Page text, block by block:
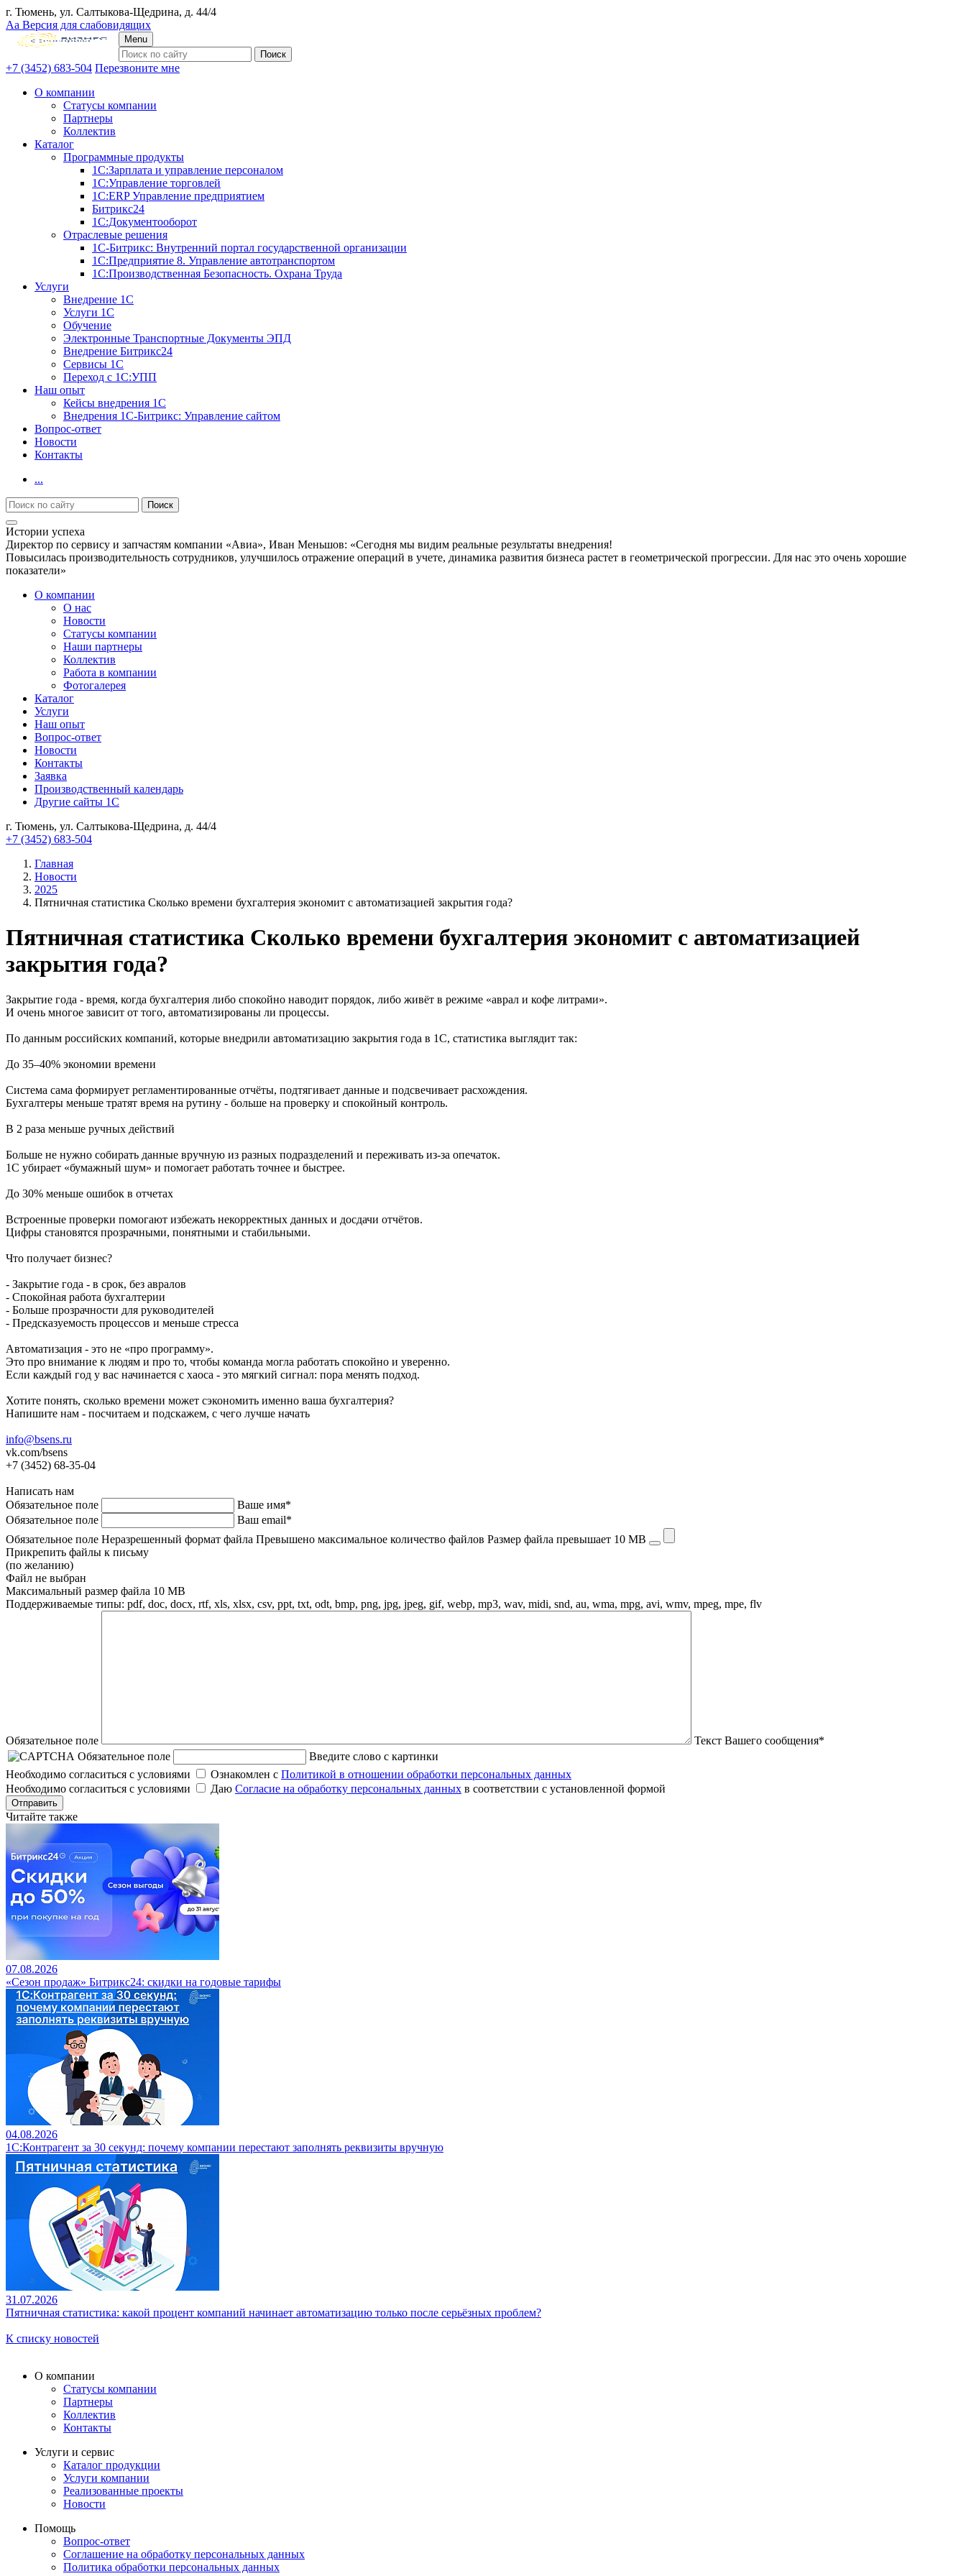
г. Тюмень, ул. Салтыкова-Щедрина, д. 44/4
Аа Версия для слабовидящих
Menu
+7 (3452) 683-504 Перезвоните мне
О компании
Статусы компании
Партнеры
Коллектив
Каталог
Программные продукты
1С:Зарплата и управление персоналом
1С:Управление торговлей
1С:ERP Управление предприятием
Битрикс24
1С:Документооборот
Отраслевые решения
1С-Битрикс: Внутренний портал государственной организации
1С:Предприятие 8. Управление автотранспортом
1С:Производственная Безопасность. Охрана Труда
Услуги
Внедрение 1С
Услуги 1С
Обучение
Электронные Транспортные Документы ЭПД
Внедрение Битрикс24
Сервисы 1С
Переход с 1С:УПП
Наш опыт
Кейсы внедрения 1С
Внедрения 1С-Битрикс: Управление сайтом
Вопрос-ответ
Новости
Контакты
...
Истории успеха
Директор по сервису и запчастям компании «Авиа», Иван Меньшов: «Сегодня мы видим реальные результаты внедрения!
Повысилась производительность сотрудников, улучшилось отражение операций в учете, динамика развития бизнеса растет в геометрической прогрессии. Для нас это очень хорошие
показатели»
О компании
О нас
Новости
Cтатусы компании
Наши партнеры
Коллектив
Работа в компании
Фотогалерея
Каталог
Услуги
Наш опыт
Вопрос-ответ
Новости
Контакты
Заявка
Производственный календарь
Другие сайты 1С
г. Тюмень, ул. Салтыкова-Щедрина, д. 44/4
+7 (3452) 683-504
Главная
Новости
2025
Пятничная статистика Сколько времени бухгалтерия экономит с автоматизацией закрытия года?
Пятничная статистика Сколько времени бухгалтерия экономит с автоматизацией
закрытия года?
Закрытие года - время, когда бухгалтерия либо спокойно наводит порядок, либо живёт в режиме «аврал и кофе литрами».
И очень многое зависит от того, автоматизированы ли процессы.
По данным российских компаний, которые внедрили автоматизацию закрытия года в 1С, статистика выглядит так:
До 35–40% экономии времени
Система сама формирует регламентированные отчёты, подтягивает данные и подсвечивает расхождения.
Бухгалтеры меньше тратят время на рутину - больше на проверку и спокойный контроль.
В 2 раза меньше ручных действий
Больше не нужно собирать данные вручную из разных подразделений и переживать из-за опечаток.
1С убирает «бумажный шум» и помогает работать точнее и быстрее.
До 30% меньше ошибок в отчетах
Встроенные проверки помогают избежать некорректных данных и досдачи отчётов.
Цифры становятся прозрачными, понятными и стабильными.
Что получает бизнес?
- Закрытие года - в срок, без авралов
- Спокойная работа бухгалтерии
- Больше прозрачности для руководителей
- Предсказуемость процессов и меньше стресса
Автоматизация - это не «про программу».
Это про внимание к людям и про то, чтобы команда могла работать спокойно и уверенно.
Если каждый год у вас начинается с хаоса - это мягкий сигнал: пора менять подход.
Хотите понять, сколько времени может сэкономить именно ваша бухгалтерия?
Напишите нам - посчитаем и подскажем, с чего лучше начать
info@bsens.ru
vk.com/bsens
+7 (3452) 68-35-04
Написать нам
Обязательное поле
Ваше имя*
Обязательное поле
Ваш email*
Обязательное поле Неразрешенный формат файла Превышено максимальное количество файлов Размер файла превышает 10 MB
Прикрепить файлы к письму
(по желанию)
Файл не выбран
Максимальный размер файла 10 MB
Поддерживаемые типы: pdf, doc, docx, rtf, xls, xlsx, csv, ppt, txt, odt, bmp, png, jpg, jpeg, gif, webp, mp3, wav, midi, snd, au, wma, mpg, avi, wmv, mpeg, mpe, flv
Обязательное поле
Текст Вашего сообщения*
Обязательное поле
Введите слово с картинки
Необходимо согласиться с условиями
Ознакомлен с Политикой в отношении обработки персональных данных
Необходимо согласиться с условиями
Даю Согласие на обработку персональных данных в соответствии с установленной формой
Отправить
Читайте также
07.08.2026
«Сезон продаж» Битрикс24: скидки на годовые тарифы
04.08.2026
1С:Контрагент за 30 секунд: почему компании перестают заполнять реквизиты вручную
31.07.2026
Пятничная статистика: какой процент компаний начинает автоматизацию только после серьёзных проблем?
К списку новостей
О компании
Статусы компании
Партнеры
Коллектив
Контакты
Услуги и сервис
Каталог продукции
Услуги компании
Реализованные проекты
Новости
Помощь
Вопрос-ответ
Соглашение на обработку персональных данных
Политика обработки персональных данных